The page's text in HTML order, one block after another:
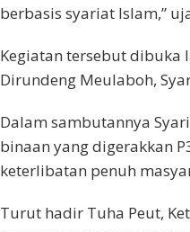
berbasis syariat Islam,”
Kegiatan tersebut dibuka
Dirundeng Meulaboh,
Dalam sambutannya
binaan yang digerakkan
keterlibatan penuh
Turut hadir Tuha Peut,